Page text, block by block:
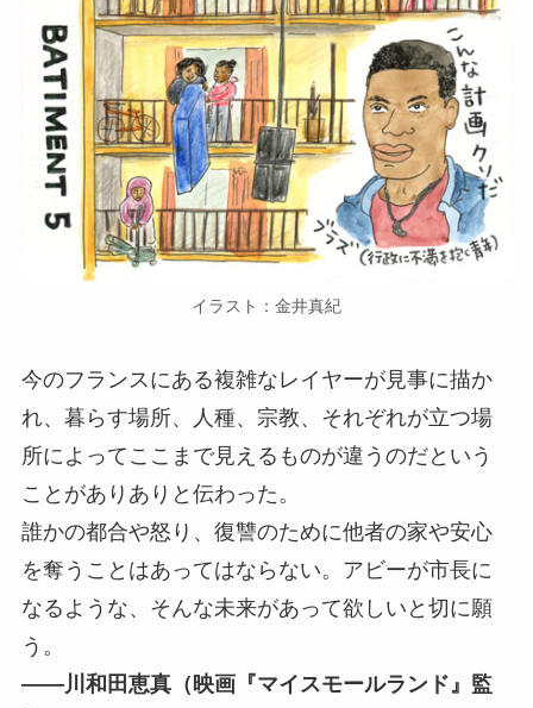
イラスト：⾦井真紀
今のフランスにある複雑なレイヤーが⾒事に描か
れ、暮らす場所、⼈種、宗教、それぞれが⽴つ場
所によってここまで⾒えるものが違うのだという
ことがありありと伝わった。
誰かの都合や怒り、復讐のために他者の家や安⼼
を奪うことはあってはならない。アビーが市⻑に
なるような、そんな未来があって欲しいと切に願
う。
――川和⽥恵真（映画『マイスモールランド』監